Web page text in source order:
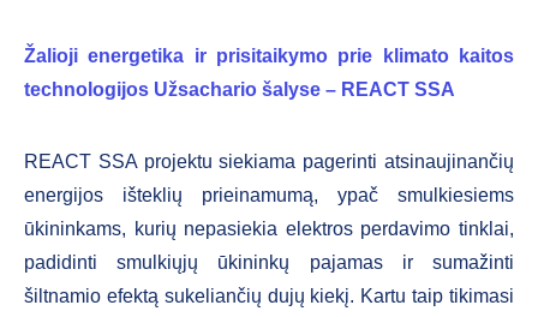
Žalioji energetika ir prisitaikymo prie klimato kaitos
technologijos Užsachario šalyse – REACT SSA
REACT SSA projektu siekiama pagerinti atsinaujinančių
energijos išteklių prieinamumą, ypač smulkiesiems
ūkininkams, kurių nepasiekia elektros perdavimo tinklai,
padidinti smulkiųjų ūkininkų pajamas ir sumažinti
šiltnamio efektą sukeliančių dujų kiekį. Kartu taip tikimasi